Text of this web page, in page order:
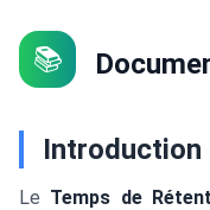
📚
Introduction
Le Temps de